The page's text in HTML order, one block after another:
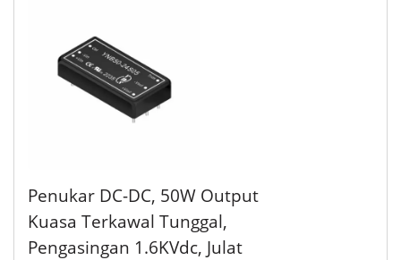
Penukar DC-DC, 50W Output
Kuasa Terkawal Tunggal,
Pengasingan 1.6KVdc, Julat